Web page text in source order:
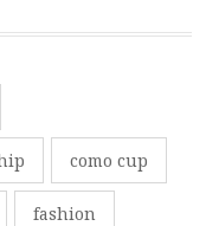
como cup
fashion